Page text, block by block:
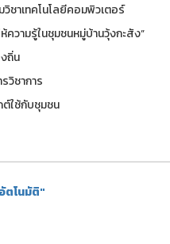
ชาเทคโนโลยีคอมพิวเตอร์
วามรู้ในชุมชนหมู่บ้านวุ้งกะสัง”
ถิ่น
วิชาการ
ต์ใช้กับชุมชน
ตโนมัติ"